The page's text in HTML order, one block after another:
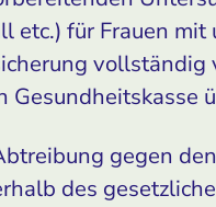
etc.) für Frauen mit
vollständig
Gesundheitskasse
gegen
des